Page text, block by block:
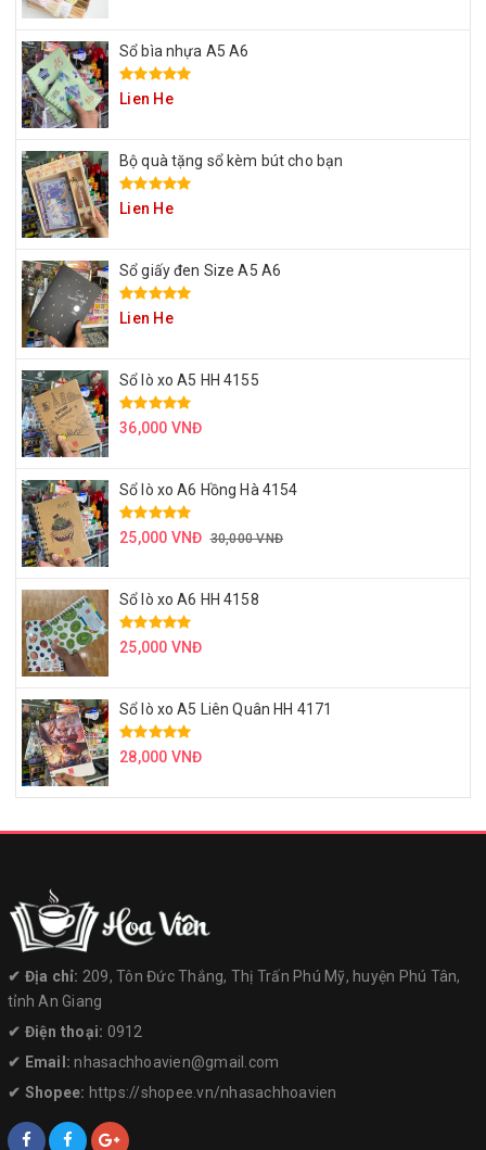
Sổ bìa nhựa A5 A6
Lien He
Bộ quà tặng sổ kèm bút cho bạn
Lien He
Sổ giấy đen Size A5 A6
Lien He
Sổ lò xo A5 HH 4155
36,000 VNĐ
Sổ lò xo A6 Hồng Hà 4154
25,000 VNĐ 30,000 VNĐ
Sổ lò xo A6 HH 4158
25,000 VNĐ
Sổ lò xo A5 Liên Quân HH 4171
28,000 VNĐ
✔︎ Địa chỉ: 209, Tôn Đức Thắng, Thị Trấn Phú Mỹ, huyện Phú Tân,
tỉnh An Giang
✔︎ Điện thoại: 0912
✔︎ Email:nhasachhoavien@gmail.com
✔︎ Shopee: https://shopee.vn/nhasachhoavien